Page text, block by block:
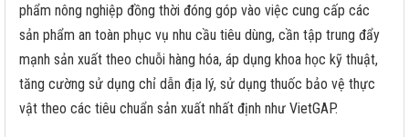
phẩm nông nghiệp đồng thời đóng góp vào việc cung cấp các
sản phẩm an toàn phục vụ nhu cầu tiêu dùng, cần tập trung đẩy
mạnh sản xuất theo chuỗi hàng hóa, áp dụng khoa học kỹ thuật,
tăng cường sử dụng chỉ dẫn địa lý, sử dụng thuốc bảo vệ thực
vật theo các tiêu chuẩn sản xuất nhất định như VietGAP.